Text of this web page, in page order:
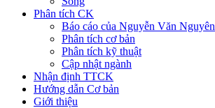
Phân tích CK
Báo cáo của Nguyễn Văn Nguyên
Phân tích cơ bản
Phân tích kỹ thuật
Cập nhật ngành
Nhận định TTCK
Hướng dẫn Cơ bản
Giới thiệu